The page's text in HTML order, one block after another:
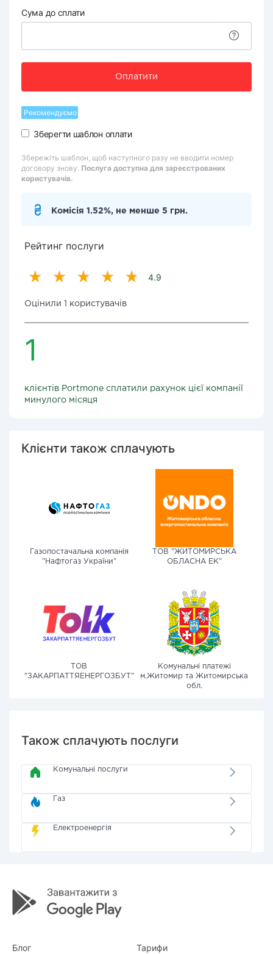
Сума до сплати
Оплатити
Рекомендуємо
Зберегти шаблон оплати
Збережіть шаблон, щоб наступного разу не вводити номер
договору знову. Послуга доступна для зареєстрованих
користувачів.
Комісія 1.52%, не менше 5 грн.
Рейтинг послуги
4.9
Оцінили 1 користувачів
1
клієнтів Portmone сплатили рахунок цієї компанії
минулого місяця
Клієнти також сплачують
Газопостачальна компанія
"Нафтогаз України"
ТОВ "ЖИТОМИРСЬКА
ОБЛАСНА ЕК"
ТОВ
"ЗАКАРПАТТЯЕНЕРГОЗБУТ"
Комунальні платежі
м.Житомир та Житомирська
обл.
Також сплачують послуги
Комунальні послуги
Газ
Електроенергія
Блог Тарифи